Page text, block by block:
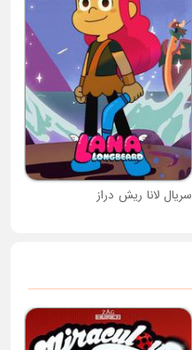
سریال لانا ریش دراز